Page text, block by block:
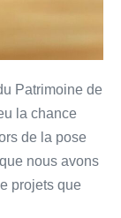
Patrimoine de
la chance
de la pose
nous avons
projets que